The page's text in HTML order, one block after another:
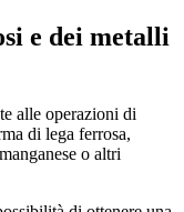
e dei metalli
alle operazioni di
di lega ferrosa,
o altri